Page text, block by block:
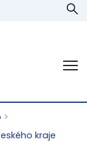
>
kraje